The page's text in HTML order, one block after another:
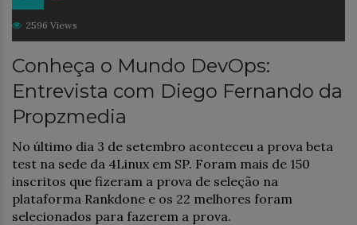
2596 Views
Conheça o Mundo DevOps:
Entrevista com Diego Fernando da
Propzmedia
No último dia 3 de setembro aconteceu a prova beta
test na sede da 4Linux em SP. Foram mais de 150
inscritos que fizeram a prova de seleção na
plataforma Rankdone e os 22 melhores foram
selecionados para fazerem a prova.